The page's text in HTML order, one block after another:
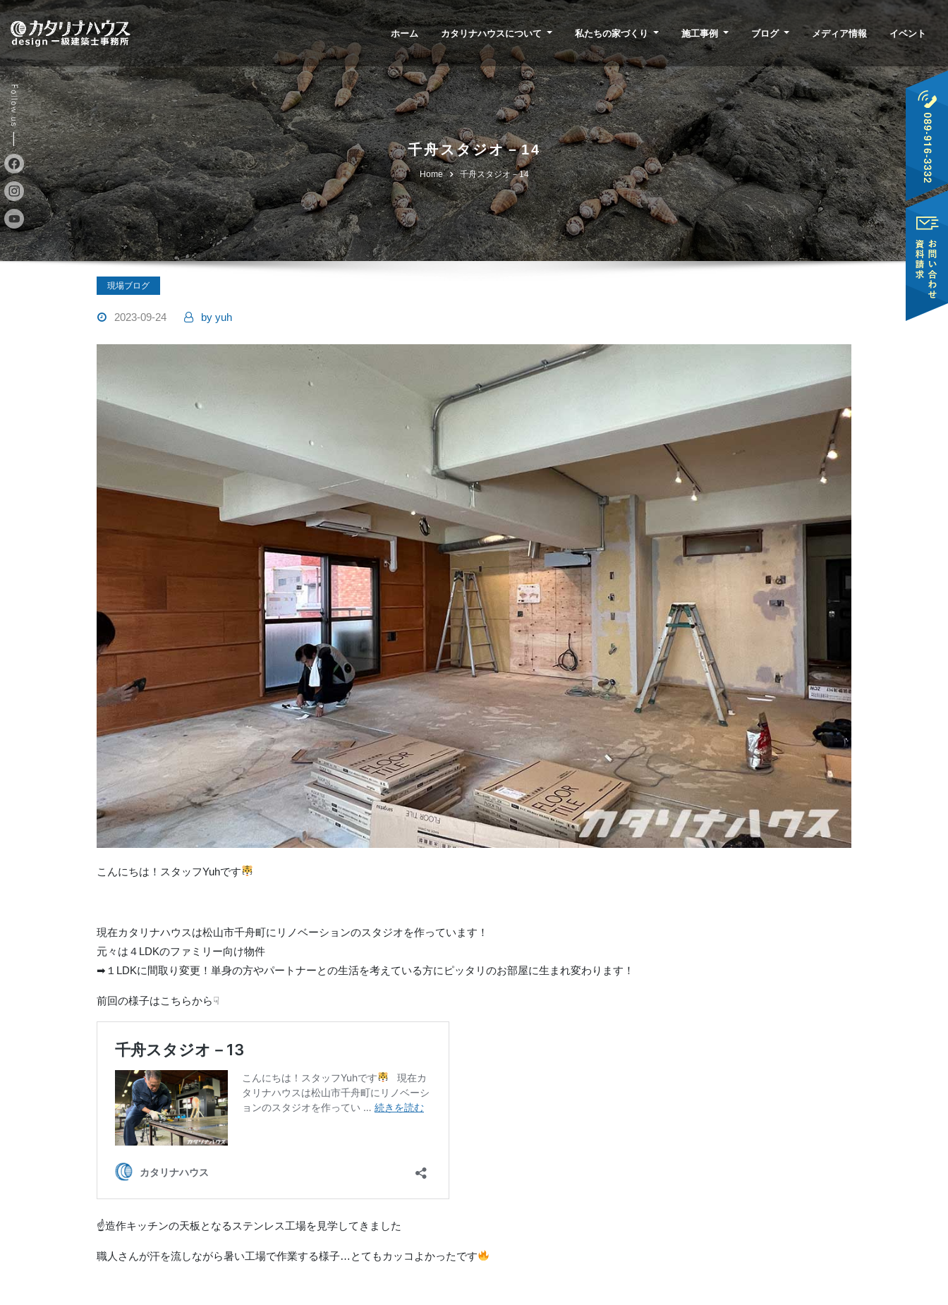
Skip
to
content
ホーム カタリナハウスについて 私たちの家づくり 施工事例 ブログ メディア情報 イベント
千舟スタジオ－14
Home 千舟スタジオ－14
現場ブログ
2023-09-24 by yuh
こんにちは！スタッフYuhです
現在カタリナハウスは松山市千舟町にリノベーションのスタジオを作っています！
元々は４LDKのファミリー向け物件
➡１LDKに間取り変更！単身の方やパートナーとの生活を考えている方にピッタリのお部屋に生まれ変わります！
前回の様子はこちらから☟
☝造作キッチンの天板となるステンレス工場を見学してきました
職人さんが汗を流しながら暑い工場で作業する様子…とてもカッコよかったです